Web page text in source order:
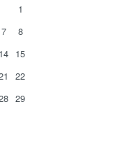
1
7
8
14 15
22
29